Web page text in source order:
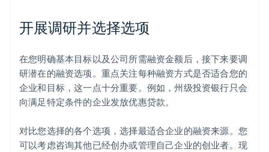
开展调研并选择选项
在您明确基本目标以及公司所需融资金额后，接下来要调
研潜在的融资选项。重点关注每种融资方式是否适合您的
企业和目标，这一点十分重要。例如，州级投资银行只会
向满足特定条件的企业发放优惠贷款。
对比您选择的各个选项，选择最适合企业的融资来源。您
可以考虑咨询其他已经创办或管理自己企业的创业者。现